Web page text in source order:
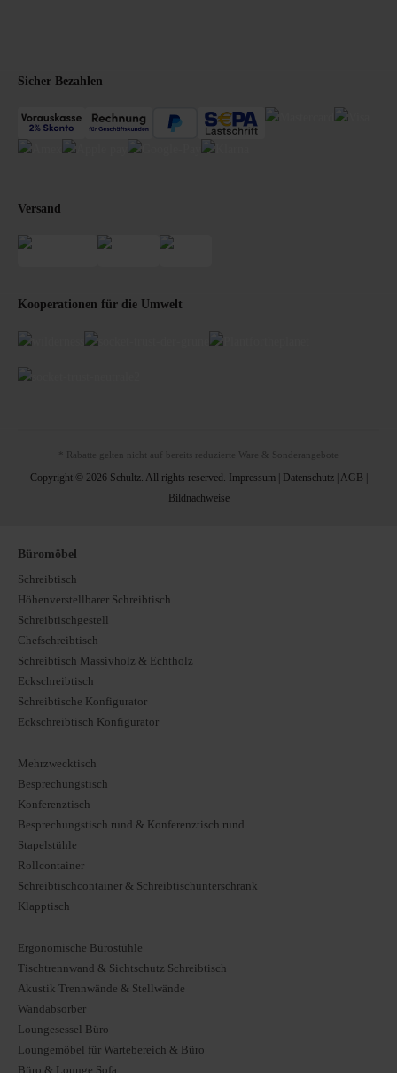
Sicher Bezahlen
Versand
Kooperationen für die Umwelt
* Rabatte gelten nicht auf bereits reduzierte Ware & Sonderangebote
Copyright © 2026 Schultz. All rights reserved. Impressum| Datenschutz| AGB
Bildnachweise
Büromöbel
Schreibtisch
Höhenverstellbarer Schreibtisch
Schreibtischgestell
Chefschreibtisch
Schreibtisch Massivholz & Echtholz
Eckschreibtisch
Schreibtische Konfigurator
Eckschreibtisch Konfigurator
Mehrzwecktisch
Besprechungstisch
Konferenztisch
Besprechungstisch rund & Konferenztisch rund
Stapelstühle
Rollcontainer
Schreibtischcontainer & Schreibtischunterschrank
Klapptisch
Ergonomische Bürostühle
Tischtrennwand & Sichtschutz Schreibtisch
Akustik Trennwände & Stellwände
Wandabsorber
Loungesessel Büro
Loungemöbel für Wartebereich & Büro
Büro & Lounge Sofa